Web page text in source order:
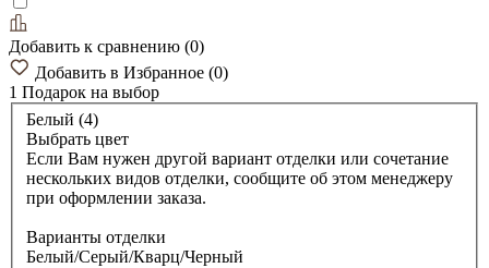
Добавить к сравнению (0)
Добавить в Избранное (0)
1 Подарок на выбор
Белый (4)
Выбрать цвет
Если Вам нужен другой вариант отделки или сочетание
нескольких видов отделки, сообщите об этом менеджеру
при оформлении заказа.
Варианты отделки
Белый/Серый/Кварц/Черный